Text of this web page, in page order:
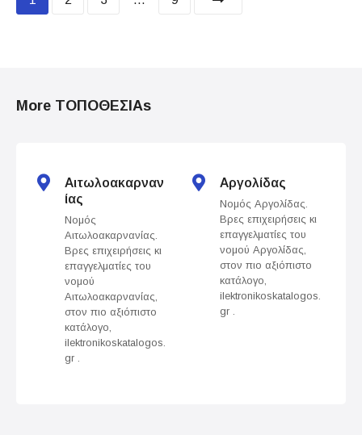
t
More ΤΟΠΟΘΕΣΙΑs
Αιτωλοακαρναν
ίας
Νομός
Αιτωλοακαρνανίας.
Βρες επιχειρήσεις κι
επαγγελματίες του
νομού
Αιτωλοακαρνανίας,
στον πιο αξιόπιστο
κατάλογο,
ilektronikoskatalogos.
gr .
Αργολίδας
Νομός Αργολίδας.
Βρες επιχειρήσεις κι
επαγγελματίες του
νομού Αργολίδας,
στον πιο αξιόπιστο
κατάλογο,
ilektronikoskatalogos.
gr .